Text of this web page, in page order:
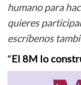
humano para
quieres
escríbenos
“El 8M lo